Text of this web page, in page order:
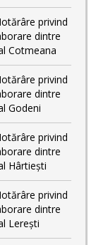
privind
dintre
Cotmeana
privind
dintre
Godeni
privind
dintre
Hârtiești
privind
dintre
Lerești